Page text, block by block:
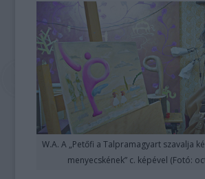
W.A. A „Petőfi a Talpramagyart szavalja
menyecskének” c. képével (Fotó: